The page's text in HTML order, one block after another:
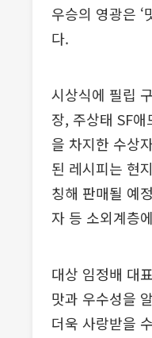
우승의 영광은
다.
시상식에 필립
장, 주상태 SF
을 차지한 수상
된 레시피는 현
칭해 판매될 예
자 등 소외계층
대상 임정배 대
맛과 우수성을
더욱 사랑받을